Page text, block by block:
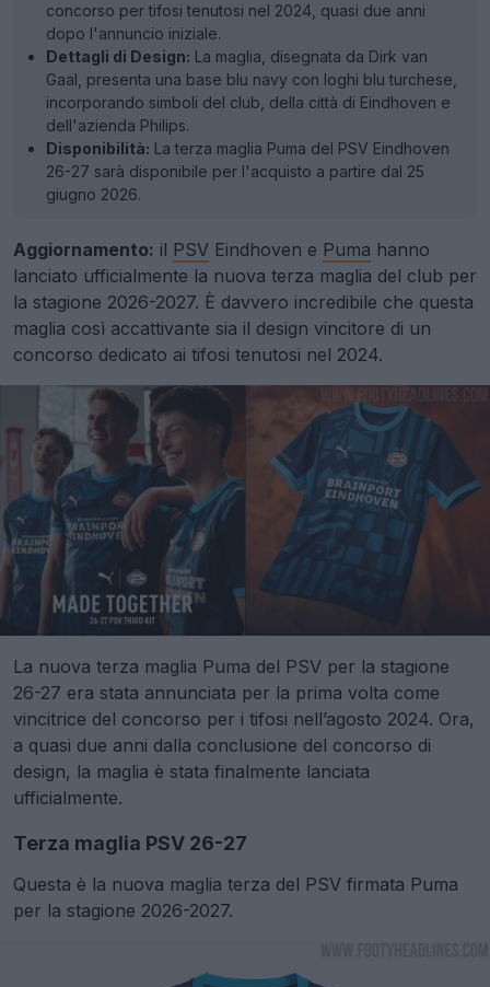
concorso per tifosi tenutosi nel 2024, quasi due anni
dopo l'annuncio iniziale.
Dettagli di Design: La maglia, disegnata da Dirk van
Gaal, presenta una base blu navy con loghi blu turchese,
incorporando simboli del club, della città di Eindhoven e
dell'azienda Philips.
Disponibilità: La terza maglia Puma del PSV Eindhoven
26-27 sarà disponibile per l'acquisto a partire dal 25
giugno 2026.
Aggiornamento: il PSV Eindhoven e Puma hanno
lanciato ufficialmente la nuova terza maglia del club per
la stagione 2026-2027. È davvero incredibile che questa
maglia così accattivante sia il design vincitore di un
concorso dedicato ai tifosi tenutosi nel 2024.
La nuova terza maglia Puma del PSV per la stagione
26-27 era stata annunciata per la prima volta come
vincitrice del concorso per i tifosi nell’agosto 2024. Ora,
a quasi due anni dalla conclusione del concorso di
design, la maglia è stata finalmente lanciata
ufficialmente.
Terza maglia PSV 26-27
Questa è la nuova maglia terza del PSV firmata Puma
per la stagione 2026-2027.